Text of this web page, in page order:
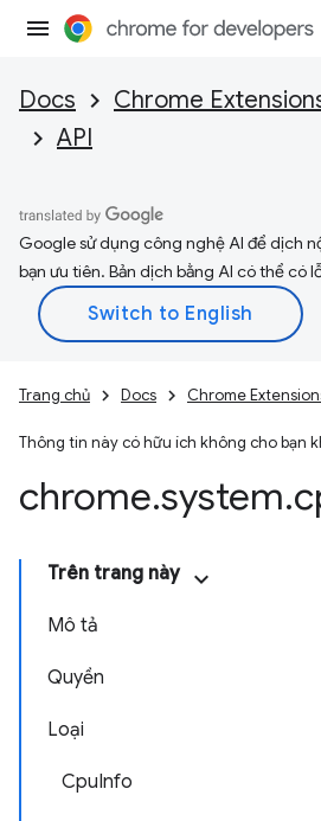
Docs Chrome
API
Google sử dụng công nghệ AI để dịch
bạn ưu tiên. Bản dịch bằng AI có thể có
Trang chủ Docs Chrome
Thông tin này có hữu ích không cho bạn
chrome.system.
Trên trang này
Mô tả
Quyền
Loại
CpuInfo